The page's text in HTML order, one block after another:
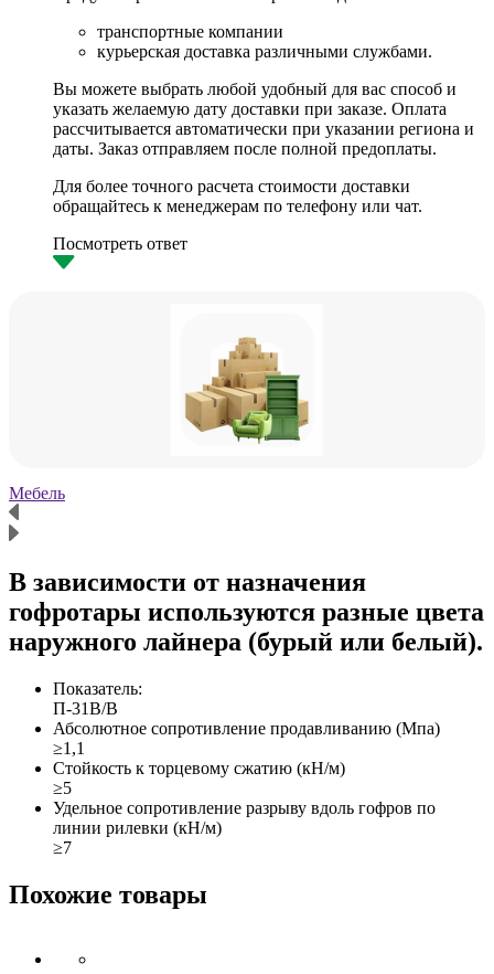
транспортные компании
курьерская доставка различными службами.
Вы можете выбрать любой удобный для вас способ и
указать желаемую дату доставки при заказе. Оплата
рассчитывается автоматически при указании региона и
даты. Заказ отправляем после полной предоплаты.
Для более точного расчета стоимости доставки
обращайтесь к менеджерам по телефону или чат.
Посмотреть ответ
Мебель
В зависимости от назначения
гофротары используются разные цвета
наружного лайнера (бурый или белый).
Показатель:
П-31В/B
Абсолютное сопротивление продавливанию (Мпа)
≥1,1
Стойкость к торцевому сжатию (кН/м)
≥5
Удельное сопротивление разрыву вдоль гофров по
линии рилевки (кН/м)
≥7
Похожие товары